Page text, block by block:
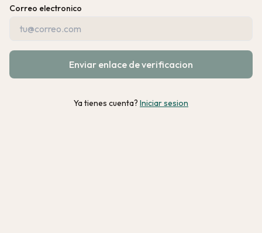
Correo electronico
Enviar enlace de verificacion
Ya tienes cuenta? Iniciar sesion